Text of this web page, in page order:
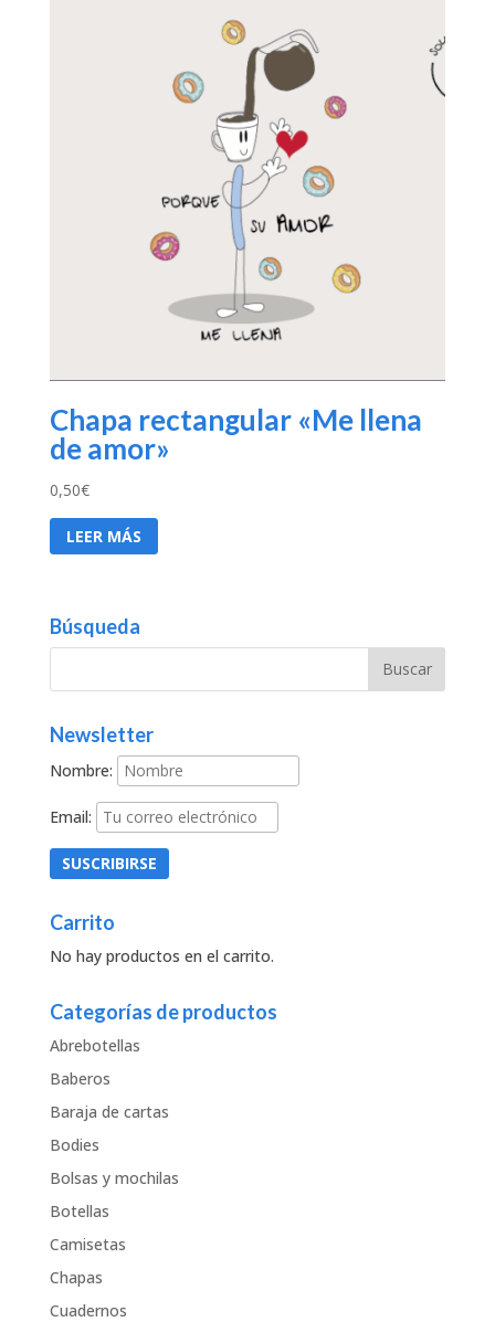
Chapa rectangular «Me llena
de amor»
0,50€
LEER MÁS
Búsqueda
Newsletter
Nombre:
Email:
Carrito
No hay productos en el carrito.
Categorías de productos
Abrebotellas
Baberos
Baraja de cartas
Bodies
Bolsas y mochilas
Botellas
Camisetas
Chapas
Cuadernos